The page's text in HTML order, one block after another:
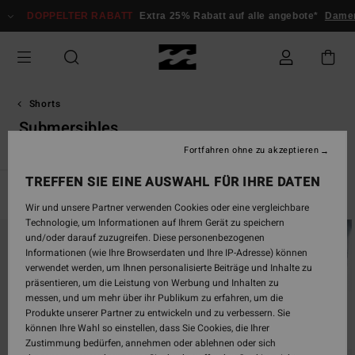
zur
Auswahl
springen
DOPPELTER RABATT Extra 25% Rabatt auf alle angebote* Damen
Shorts
Submersibles
Direkt
Filterkriterien
springen
Überspringen
filtern
TREFFEN SIE EINE AUSWAHL FÜR IHRE DATEN
Wir und unsere Partner verwenden Cookies oder eine vergleichbare
Technologie, um Informationen auf Ihrem Gerät zu speichern
und/oder darauf zuzugreifen. Diese personenbezogenen
Informationen (wie Ihre Browserdaten und Ihre IP-Adresse) können
verwendet werden, um Ihnen personalisierte Beiträge und Inhalte zu
präsentieren, um die Leistung von Werbung und Inhalten zu
messen, und um mehr über ihr Publikum zu erfahren, um die
Produkte unserer Partner zu entwickeln und zu verbessern. Sie
können Ihre Wahl so einstellen, dass Sie Cookies, die Ihrer
Zustimmung bedürfen, annehmen oder ablehnen oder sich
Fortfahren ohne zu akzeptieren